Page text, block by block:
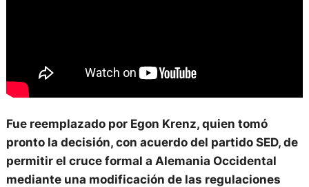
Fue reemplazado por Egon Krenz, quien tomó
pronto la decisión, con acuerdo del partido SED, de
permitir el cruce formal a Alemania Occidental
mediante una modificación de las regulaciones